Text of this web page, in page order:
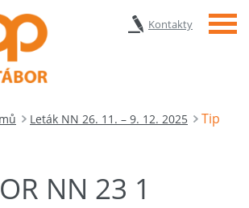
Kontakty Menu
Leták NN 26. 11. – 9. 12. 2025
Tip
NN 23 1